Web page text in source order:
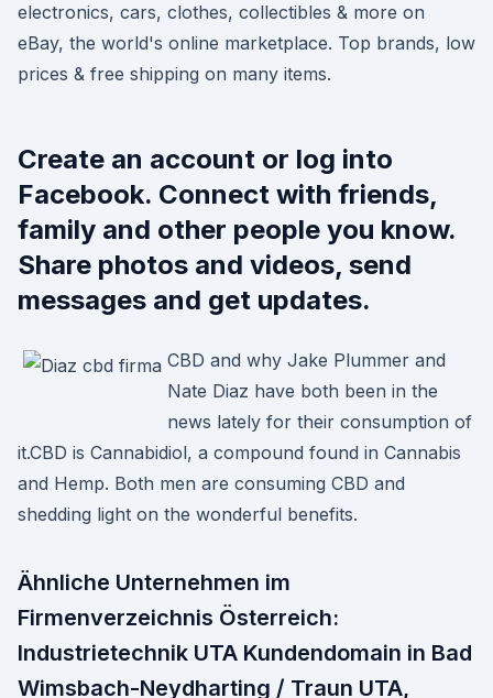
electronics, cars, clothes, collectibles & more on
eBay, the world's online marketplace. Top brands, low
prices & free shipping on many items.
Create an account or log into
Facebook. Connect with friends,
family and other people you know.
Share photos and videos, send
messages and get updates.
CBD and why Jake Plummer and
Nate Diaz have both been in the
news lately for their consumption of
it.CBD is Cannabidiol, a compound found in Cannabis
and Hemp. Both men are consuming CBD and
shedding light on the wonderful benefits.
Ähnliche Unternehmen im
Firmenverzeichnis Österreich:
Industrietechnik UTA Kundendomain in Bad
Wimsbach-Neydharting / Traun UTA,